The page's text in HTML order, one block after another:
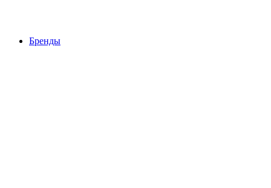
Бренды